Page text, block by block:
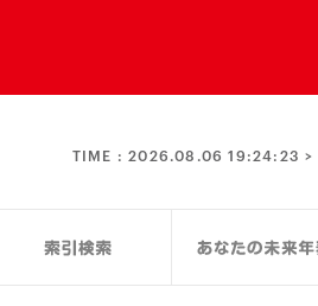
TIME :2026.08.06 19:24:23 >